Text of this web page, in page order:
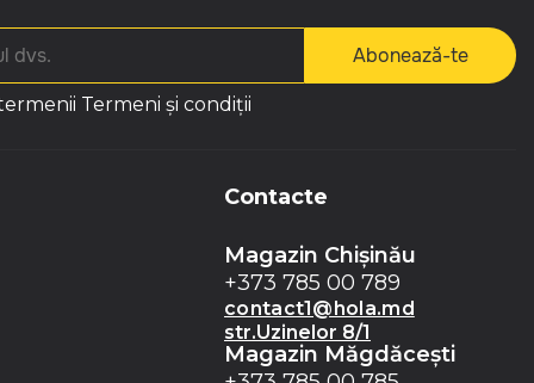
Abonează-te
Termeni și condiții
Contacte
Magazin Chișinău
+373 785 00 789
contact1@hola.md
str.Uzinelor 8/1
Magazin Măgdăceşti